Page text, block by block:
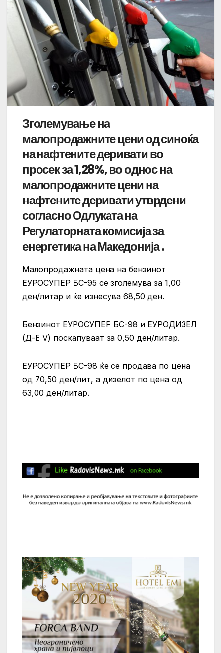
Зголемување на
малопродажните цени од синоќа
на нафтените деривати во
просек за 1,28%, во однос на
малопродажните цени на
нафтените деривати утврдени
согласно Одлуката на
Регулаторната комисија за
енергетика на Македонија .
Малопродажната цена на бензинот
ЕУРОСУПЕР БС-95 се зголемува за 1,00
ден/литар и ќе изнесува 68,50 ден.
Бензинот ЕУРОСУПЕР БС-98 и ЕУРОДИЗЕЛ
(Д-Е V) поскапуваат за 0,50 ден/литар.
ЕУРОСУПЕР БС-98 ќе се продава по цена
од 70,50 ден/лит, а дизелот по цена од
63,00 ден/литар.